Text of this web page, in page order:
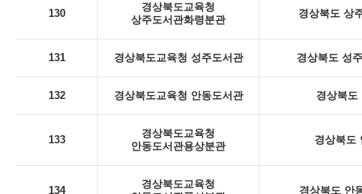
130
경상북도교육청
상주도서관화령분관
경상북도 상
131 경상북도교육청 성주도서관 경상북도 성
132 경상북도교육청 안동도서관 경상북도
133
경상북도교육청
안동도서관용상분관
경상북도
134
경상북도교육청
경상북도 안